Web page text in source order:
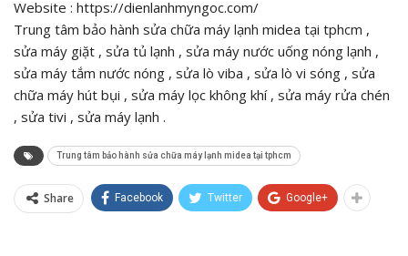
Website : https://dienlanhmyngoc.com/
Trung tâm bảo hành sửa chữa máy lạnh midea tại tphcm ,
sửa máy giặt , sửa tủ lạnh , sửa máy nước uống nóng lạnh ,
sửa máy tắm nước nóng , sửa lò viba , sửa lò vi sóng , sửa
chữa máy hút bụi , sửa máy lọc không khí , sửa máy rửa chén
, sửa tivi , sửa máy lạnh .
Trung tâm bảo hành sửa chữa máy lạnh midea tại tphcm
Share Facebook Twitter Google+